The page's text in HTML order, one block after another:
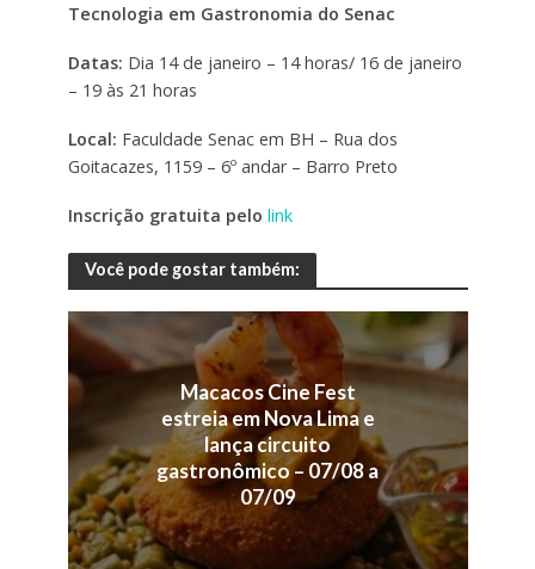
Tecnologia em Gastronomia do Senac
Datas: Dia 14 de janeiro – 14 horas/ 16 de janeiro
– 19 às 21 horas
Local: Faculdade Senac em BH – Rua dos
Goitacazes, 1159 – 6º andar – Barro Preto
Inscrição gratuita pelo link
Você pode gostar também:
Macacos Cine Fest
estreia em Nova Lima e
lança circuito
gastronômico – 07/08 a
07/09